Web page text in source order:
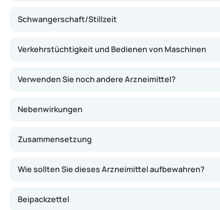
Schwangerschaft/Stillzeit
Verkehrstüchtigkeit und Bedienen von Maschinen
Verwenden Sie noch andere Arzneimittel?
Nebenwirkungen
Zusammensetzung
Wie sollten Sie dieses Arzneimittel aufbewahren?
Beipackzettel